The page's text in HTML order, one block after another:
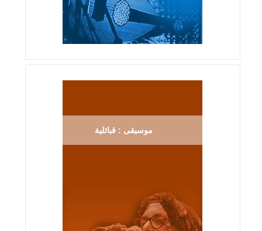
موسيقى : قبائلية